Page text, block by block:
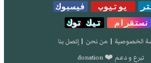
يوتيوب
فيسبوك
تيك توك
الخصوصية | من نحن | إتصل بنا
تبرع و دعم ❤️ donation